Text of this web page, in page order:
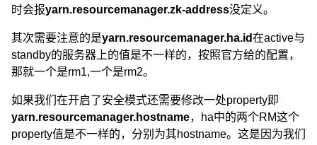
时会报yarn.resourcemanager.zk-address没定义。
其次需要注意的是yarn.resourcemanager.ha.id在active与
standby的服务器上的值是不一样的，按照官方给的配置，
那就一个是rm1,一个是rm2。
如果我们在开启了安全模式还需要修改一处property即
yarn.resourcemanager.hostname，ha中的两个RM这个
property值是不一样的，分别为其hostname。这是因为我们